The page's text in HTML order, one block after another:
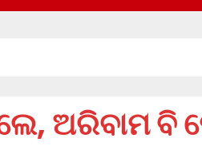
ଅରିବାମ ବି